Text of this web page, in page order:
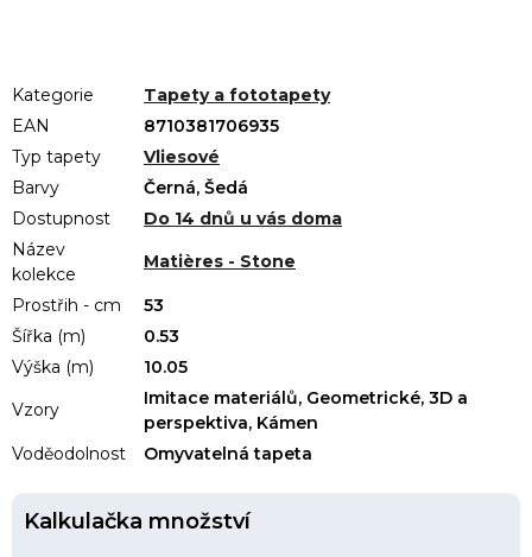
Kategorie
Tapety a fototapety
EAN
8710381706935
Typ tapety
Vliesové
Barvy
Černá, Šedá
Dostupnost
Do 14 dnů u vás doma
Název
kolekce
Matières - Stone
Prostřih - cm
53
Šířka (m)
0.53
Výška (m)
10.05
Vzory
Imitace materiálů, Geometrické, 3D a
perspektiva, Kámen
Voděodolnost
Omyvatelná tapeta
Kalkulačka množství